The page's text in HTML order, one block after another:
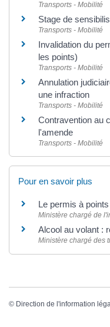
Transports - Mobilité
Stage de
Transports - Mobilité
Invalidation du
les points)
Transports - Mobilité
Annulation
une infraction
Transports - Mobilité
Contravention au
l'amende
Transports - Mobilité
Pour en savoir plus
Le permis à points
Ministère chargé de
Alcool au volant :
Ministère chargé des
© Direction de l'information